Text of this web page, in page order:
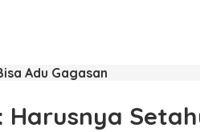
Adu Gagasan
Harusnya